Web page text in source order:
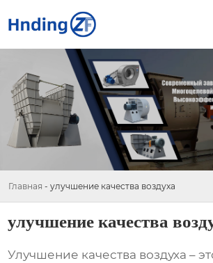
Главная - улучшение качества воздуха
улучшение качества
Улучшение качества воздуха –